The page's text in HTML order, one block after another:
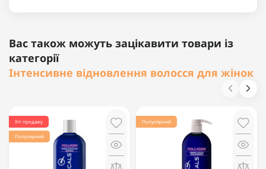
Вас також можуть зацікавити товари із
категорії
Інтенсивне відновлення волосся для жінок
Хіт продажу
Популярний
Популярний